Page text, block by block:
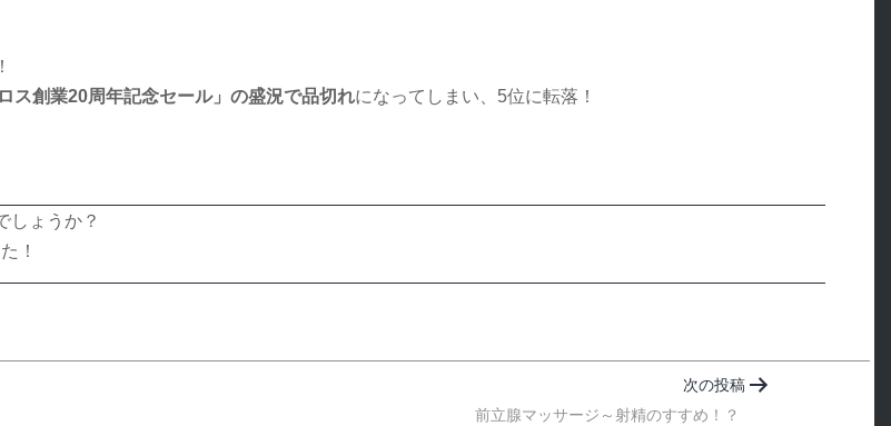
！
ス創業20周年記念セール」の盛況で品切れになってしまい、5位に転落！
しょうか？
！
次の投稿
前立腺マッサージ～射精のすすめ！？